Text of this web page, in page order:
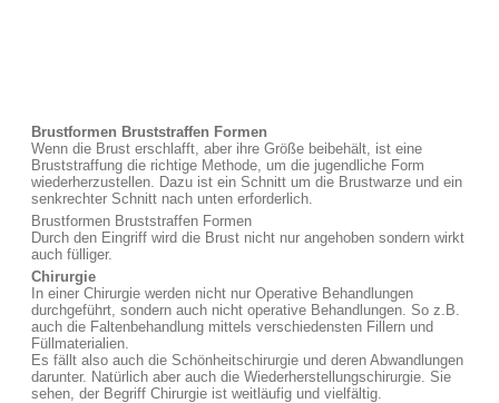
Brustformen Bruststraffen Formen
Wenn die Brust erschlafft, aber ihre Größe beibehält, ist eine
Bruststraffung die richtige Methode, um die jugendliche Form
wiederherzustellen. Dazu ist ein Schnitt um die Brustwarze und ein
senkrechter Schnitt nach unten erforderlich.
Brustformen Bruststraffen Formen
Durch den Eingriff wird die Brust nicht nur angehoben sondern wirkt
auch fülliger.
Chirurgie
In einer Chirurgie werden nicht nur Operative Behandlungen
durchgeführt, sondern auch nicht operative Behandlungen. So z.B.
auch die Faltenbehandlung mittels verschiedensten Fillern und
Füllmaterialien.
Es fällt also auch die Schönheitschirurgie und deren Abwandlungen
darunter. Natürlich aber auch die Wiederherstellungschirurgie. Sie
sehen, der Begriff Chirurgie ist weitläufig und vielfältig.